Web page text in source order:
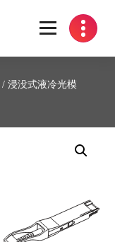
/ 浸没式液冷光模